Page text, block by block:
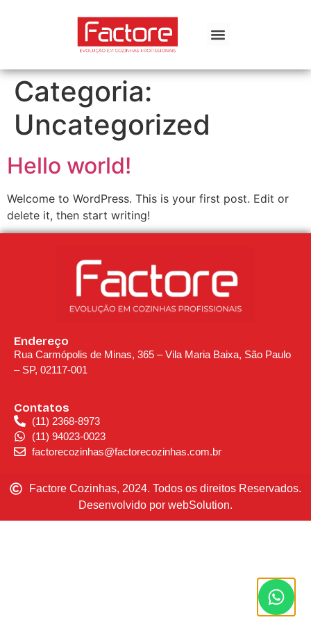
Categoria:
Uncategorized
Hello world!
Welcome to WordPress. This is your first post. Edit or
delete it, then start writing!
Endereço
Rua Carmópolis de Minas, 365 – Vila Maria Baixa, São Paulo
– SP, 02117-001
Contatos
(11) 2368-8973
(11) 94023-0023
factorecozinhas@factorecozinhas.com.br
Factore Cozinhas, 2024. Todos os direitos Reservados.
Desenvolvido por webSolution.